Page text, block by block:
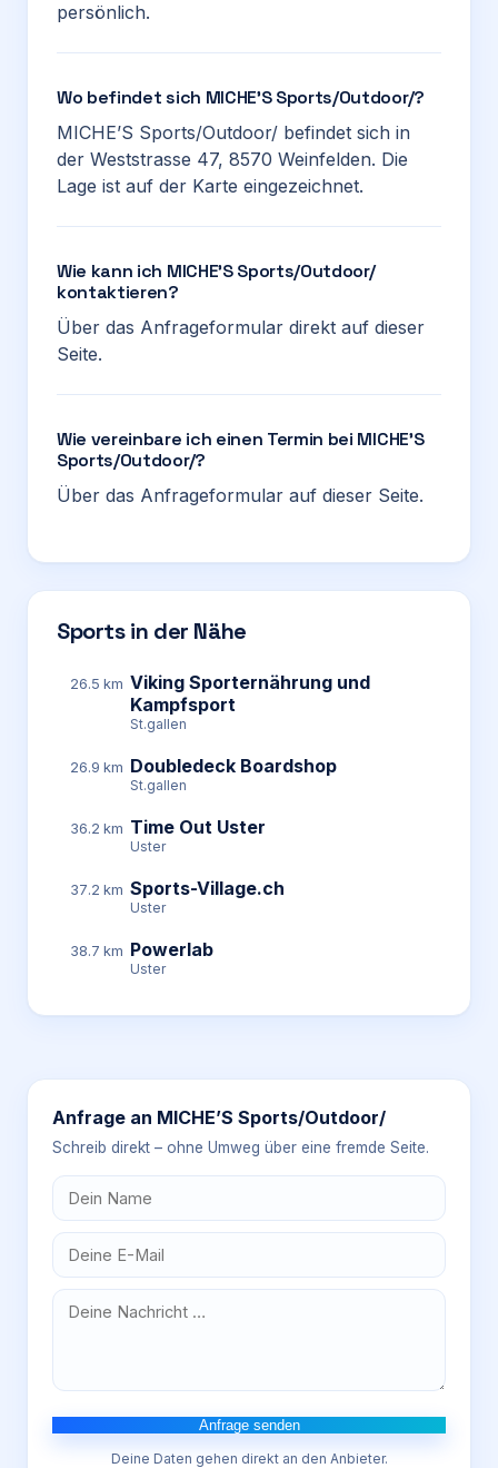
persönlich.
Wo befindet sich MICHE’S Sports/Outdoor/?
MICHE’S Sports/Outdoor/ befindet sich in
der Weststrasse 47, 8570 Weinfelden. Die
Lage ist auf der Karte eingezeichnet.
Wie kann ich MICHE’S Sports/Outdoor/
kontaktieren?
Über das Anfrageformular direkt auf dieser
Seite.
Wie vereinbare ich einen Termin bei MICHE’S
Sports/Outdoor/?
Über das Anfrageformular auf dieser Seite.
Sports in der Nähe
26.5 km Viking Sporternährung und
Kampfsport
St.gallen
26.9 km Doubledeck Boardshop
St.gallen
36.2 km Time Out Uster
Uster
37.2 km Sports-Village.ch
Uster
38.7 km Powerlab
Uster
Anfrage an MICHE’S Sports/Outdoor/
Schreib direkt – ohne Umweg über eine fremde Seite.
Anfrage senden
Deine Daten gehen direkt an den Anbieter.